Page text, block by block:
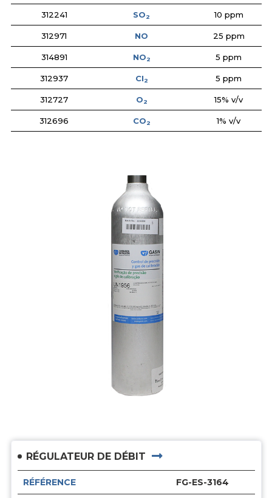
312241 SO2 10 ppm
312971 NO 25 ppm
314891 NO2 5 ppm
312937 CI2 5 ppm
312727 O2 15% v/v
312696 CO2 1% v/v
RÉGULATEUR DE DÉBIT
RÉFÉRENCE FG-ES-3164